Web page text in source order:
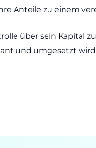
Anteile zu einem
über sein Kapital
und umgesetzt